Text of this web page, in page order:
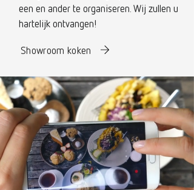
een en ander te organiseren. Wij zullen u
hartelijk ontvangen!
Showroom koken